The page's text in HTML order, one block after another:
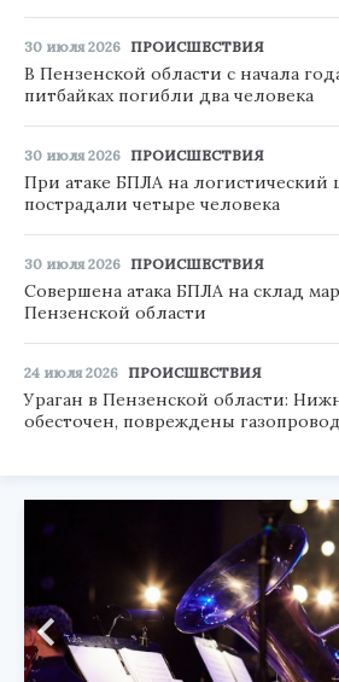
30 июля 2026 ПРОИСШЕСТВИЯ
В Пензенской области с начала
питбайках погибли два человека
30 июля 2026 ПРОИСШЕСТВИЯ
При атаке БПЛА на логистический
пострадали четыре человека
30 июля 2026 ПРОИСШЕСТВИЯ
Совершена атака БПЛА на склад
Пензенской области
24 июля 2026 ПРОИСШЕСТВИЯ
Ураган в Пензенской области:
обесточен, повреждены